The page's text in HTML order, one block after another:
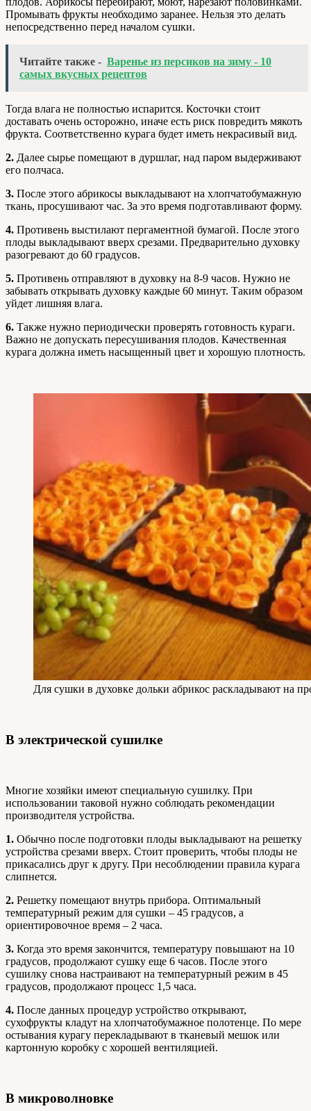
Промывать фрукты необходимо заранее. Нельзя это делать
непосредственно перед началом сушки.
Читайте также - Варенье из персиков на зиму - 10
самых вкусных рецептов
Тогда влага не полностью испарится. Косточки стоит
доставать очень осторожно, иначе есть риск повредить мякоть
фрукта. Соответственно курага будет иметь некрасивый вид.
2. Далее сырье помещают в дуршлаг, над паром выдерживают
его полчаса.
3. После этого абрикосы выкладывают на хлопчатобумажную
ткань, просушивают час. За это время подготавливают форму.
4. Противень выстилают пергаментной бумагой. После этого
плоды выкладывают вверх срезами. Предварительно духовку
разогревают до 60 градусов.
5. Противень отправляют в духовку на 8-9 часов. Нужно не
забывать открывать духовку каждые 60 минут. Таким образом
уйдет лишняя влага.
6. Также нужно периодически проверять готовность кураги.
Важно не допускать пересушивания плодов. Качественная
курага должна иметь насыщенный цвет и хорошую плотность.
Для сушки в духовке дольки абрикос раскладывают на
В электрической сушилке
Многие хозяйки имеют специальную сушилку. При
использовании таковой нужно соблюдать рекомендации
производителя устройства.
1. Обычно после подготовки плоды выкладывают на решетку
устройства срезами вверх. Стоит проверить, чтобы плоды не
прикасались друг к другу. При несоблюдении правила курага
слипнется.
2. Решетку помещают внутрь прибора. Оптимальный
температурный режим для сушки – 45 градусов, а
ориентировочное время – 2 часа.
3. Когда это время закончится, температуру повышают на 10
градусов, продолжают сушку еще 6 часов. После этого
сушилку снова настраивают на температурный режим в 45
градусов, продолжают процесс 1,5 часа.
4. После данных процедур устройство открывают,
сухофрукты кладут на хлопчатобумажное полотенце. По мере
остывания курагу перекладывают в тканевый мешок или
картонную коробку с хорошей вентиляцией.
В микроволновке